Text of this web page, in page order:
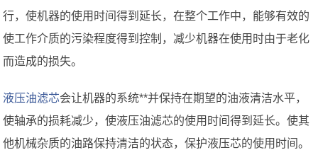
行，使机器的使用时间得到延长，在整个工作中，能够有效的
使工作介质的污染程度得到控制，减少机器在使用时由于老化
而造成的损失。
液压油滤芯会让机器的系统**并保持在期望的油液清洁水平，
使轴承的损耗减少，使液压油滤芯的使用时间得到延长。使其
他机械杂质的油路保持清洁的状态，保护液压芯的使用时间。